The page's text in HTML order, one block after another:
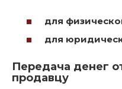
для
для
Передача денег
продавцу